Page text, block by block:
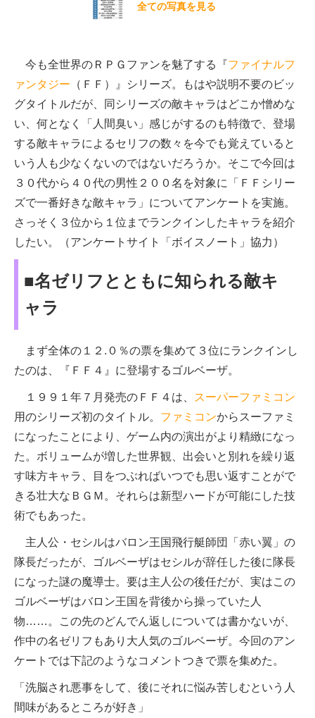
全ての写真を見る
今も全世界のＲＰＧファンを魅了する『ファイナルフ
ァンタジー （ＦＦ）』シリーズ。もはや説明不要のビッ
グタイトルだが、同シリーズの敵キャラはどこか憎めな
い、何となく「人間臭い」感じがするのも特徴で、登場
する敵キャラによるセリフの数々を今でも覚えていると
いう人も少なくないのではないだろうか。そこで今回は
３０代から４０代の男性２００名を対象に「ＦＦシリー
ズで一番好きな敵キャラ」についてアンケートを実施。
さっそく３位から１位までランクインしたキャラを紹介
したい。（アンケートサイト「ボイスノート」協力）
■名ゼリフとともに知られる敵キ
ャラ
まず全体の１２.０％の票を集めて３位にランクインし
たのは、『ＦＦ４』に登場するゴルベーザ。
１９９１年７月発売のＦＦ４は、
スーパーファミコン
用のシリーズ初のタイトル。 ファミコンからスーファミ
になったことにより、ゲーム内の演出がより精緻になっ
た。ボリュームが増した世界観、出会いと別れを繰り返
す味方キャラ、目をつぶればいつでも思い返すことがで
きる壮大なＢＧＭ。それらは新型ハードが可能にした技
術でもあった。
主人公・セシルはバロン王国飛行艇師団「赤い翼」の
隊長だったが、ゴルベーザはセシルが辞任した後に隊長
になった謎の魔導士。要は主人公の後任だが、実はこの
ゴルベーザはバロン王国を背後から操っていた人
物……。この先のどんでん返しについては書かないが、
作中の名ゼリフもあり大人気のゴルベーザ。今回のアン
ケートでは下記のようなコメントつきで票を集めた。
「洗脳され悪事をして、後にそれに悩み苦しむという人
間味があるところが好き」